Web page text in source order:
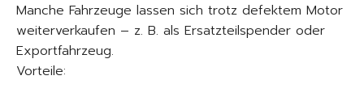
Manche Fahrzeuge lassen sich trotz defektem Motor
weiterverkaufen – z. B. als Ersatzteilspender oder
Exportfahrzeug.
Vorteile: